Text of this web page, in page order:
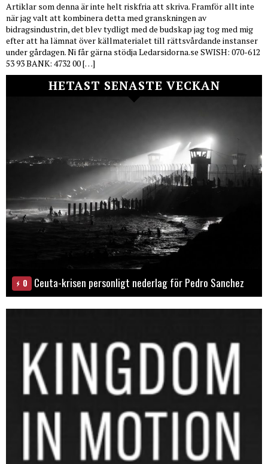
Artiklar som denna är inte helt riskfria att skriva. Framför allt inte
när jag valt att kombinera detta med granskningen av
bidragsindustrin, det blev tydligt med de budskap jag tog med mig
efter att ha lämnat över källmaterialet till rättsvårdande instanser
under gårdagen. Ni får gärna stödja Ledarsidorna.se SWISH: 070-612
53 93 BANK: 4732 00 […]
HETAST SENASTE VECKAN
0 Ceuta-krisen personligt nederlag för Pedro Sanchez